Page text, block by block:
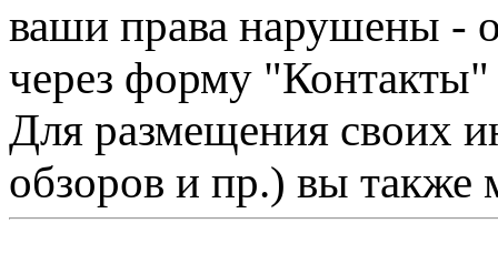
ваши права нарушены -
через форму "Контакты"
Для размещения своих
обзоров и пр.) вы также